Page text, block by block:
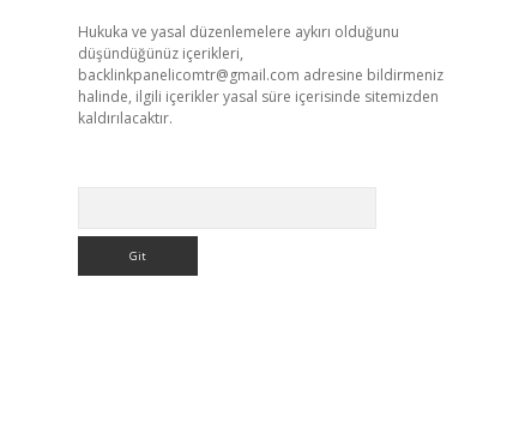
Hukuka ve yasal düzenlemelere aykırı olduğunu
düşündüğünüz içerikleri,
backlinkpanelicomtr@gmail.com adresine bildirmeniz
halinde, ilgili içerikler yasal süre içerisinde sitemizden
kaldırılacaktır.